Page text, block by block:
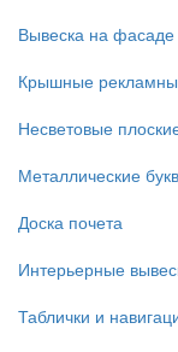
Вывеска на фасаде
Крышные
Несветовые
Металлические
Доска почета
Интерьерные
Таблички и